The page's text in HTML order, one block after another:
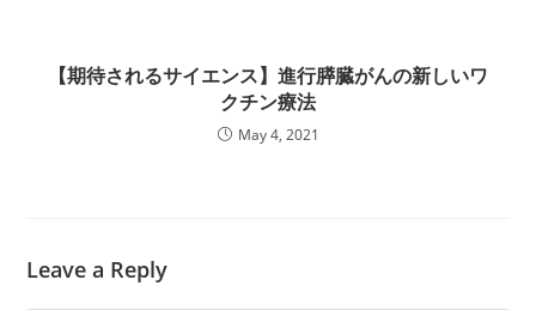
【期待されるサイエンス】進行膵臓がんの新しいワ
クチン療法
May 4, 2021
Leave a Reply